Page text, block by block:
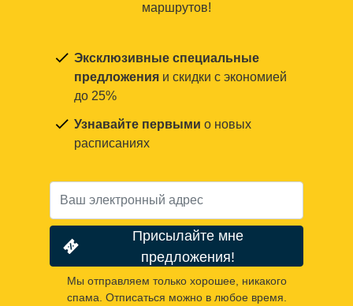
маршрутов!
Эксклюзивные специальные
предложения и скидки с экономией
до 25%
Узнавайте первыми о новых
расписаниях
Присылайте мне
предложения!
Мы отправляем только хорошее, никакого
спама. Отписаться можно в любое время.